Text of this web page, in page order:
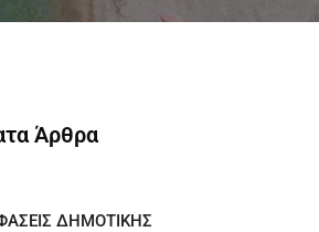
Άρθρα
ΔΗΜΟΤΙΚΗΣ